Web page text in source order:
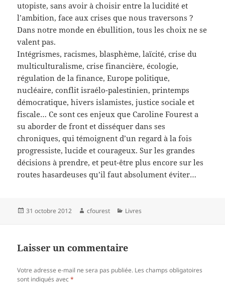
utopiste, sans avoir à choisir entre la lucidité et
l’ambition, face aux crises que nous traversons ?
Dans notre monde en ébullition, tous les choix ne se
valent pas.
Intégrismes, racismes, blasphème, laïcité, crise du
multiculturalisme, crise financière, écologie,
régulation de la finance, Europe politique,
nucléaire, conflit israélo-palestinien, printemps
démocratique, hivers islamistes, justice sociale et
fiscale… Ce sont ces enjeux que Caroline Fourest a
su aborder de front et disséquer dans ses
chroniques, qui témoignent d’un regard à la fois
progressiste, lucide et courageux. Sur les grandes
décisions à prendre, et peut-être plus encore sur les
routes hasardeuses qu’il faut absolument éviter…
Publié
31 octobre 2012 Auteur
cfourest Catégories
Livres
Laisser un commentaire
Votre adresse e-mail ne sera pas publiée. Les champs obligatoires
sont indiqués avec*